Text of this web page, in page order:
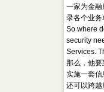
一家为金
录各个业
So where
security
Services.
那么，他
实施一套
还可以跨越